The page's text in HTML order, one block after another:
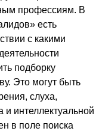
профессиям. В
есть
с какими
подборку
Это могут быть
слуха,
и интеллектуальной
в поле поиска